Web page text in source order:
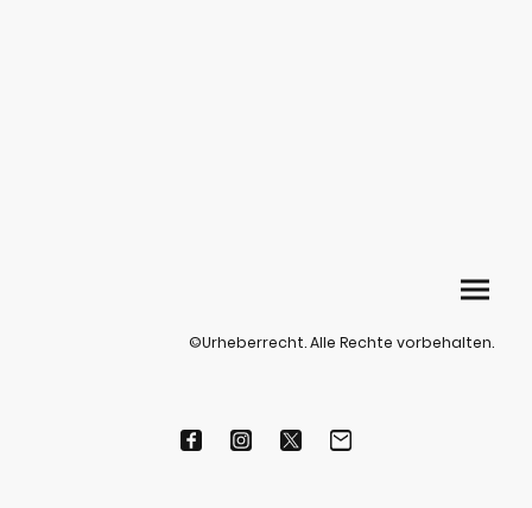
©Urheberrecht. Alle Rechte vorbehalten.